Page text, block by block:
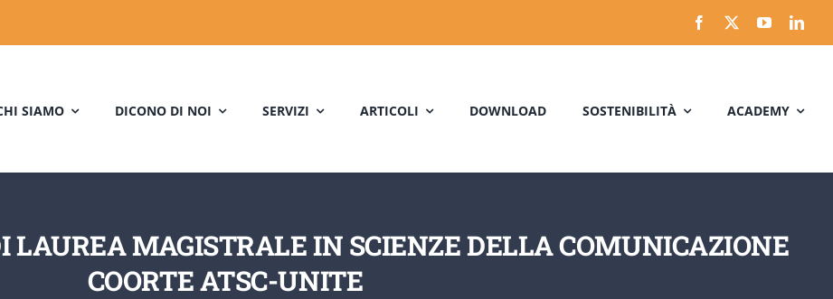
SIAMO DICONO DI NOI SERVIZI ARTICOLI DOWNLOAD SOSTENIBILITÀ ACADEMY
LAUREA MAGISTRALE IN SCIENZE DELLA COMUNICAZIONE
COORTE ATSC-UNITE